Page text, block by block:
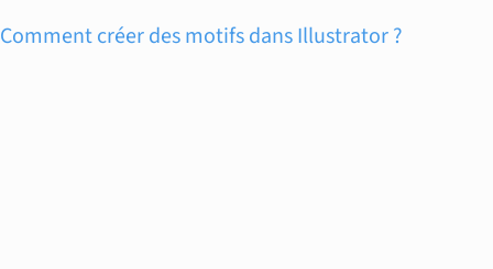
Comment créer des motifs dans Illustrator ?